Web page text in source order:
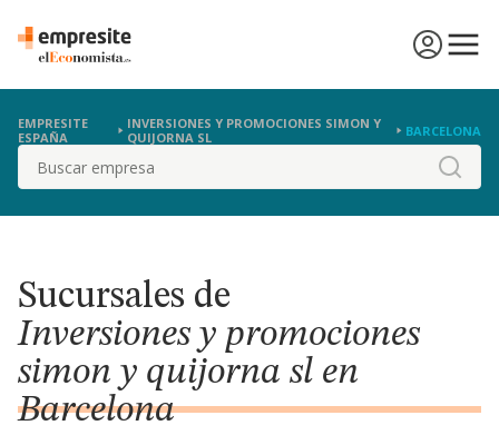
EMPRESITE
ESPAÑA
INVERSIONES Y PROMOCIONES SIMON Y
QUIJORNA SL
BARCELONA
Buscar
Sucursales de
Inversiones y promociones
simon y quijorna sl en
Barcelona